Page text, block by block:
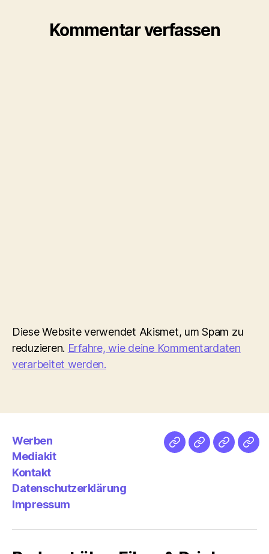
Kommentar verfassen
Diese Website verwendet Akismet, um Spam zu
reduzieren. Erfahre, wie deine Kommentardaten
verarbeitet werden.
Werben
Mediakit
Kontakt
Datenschutzerklärung
Impressum
NetzMedien